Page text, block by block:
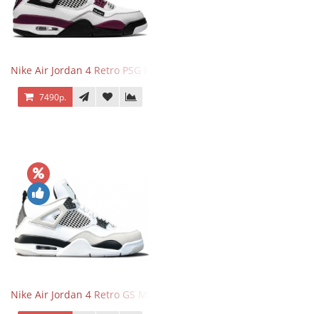
Nike Air Jordan 4 Retro PSG Paris Saint-Germain
7490р.
Nike Air Jordan 4 Retro GS Military Black